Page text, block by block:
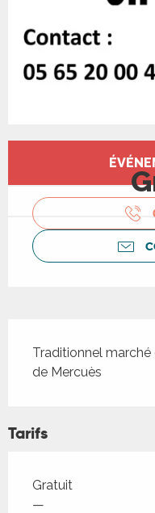
Ouverture et
Traditionnel
de Mercuès
Tarifs
Tarifs 2026
Gratuit
—